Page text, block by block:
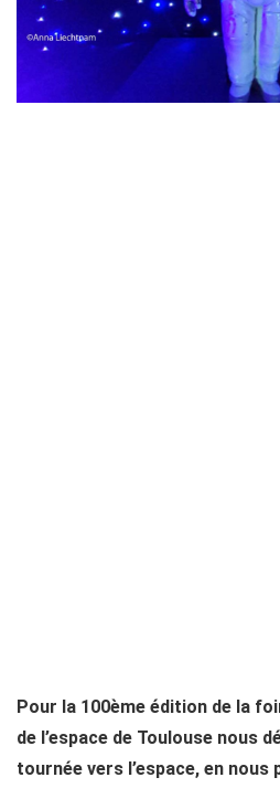
Pour la 100ème édition de la
de l’espace de Toulouse nous
tournée vers l’espace, en nous